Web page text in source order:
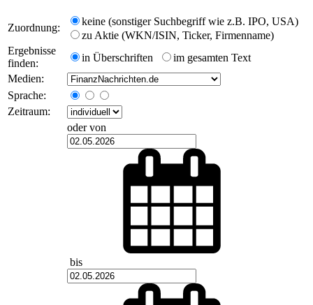
Zuordnung:
keine (sonstiger Suchbegriff wie z.B. IPO, USA)
zu Aktie (WKN/ISIN, Ticker, Firmenname)
Ergebnisse
finden:
in Überschriften
im gesamten Text
Medien:
Sprache:
Zeitraum:
oder von
bis